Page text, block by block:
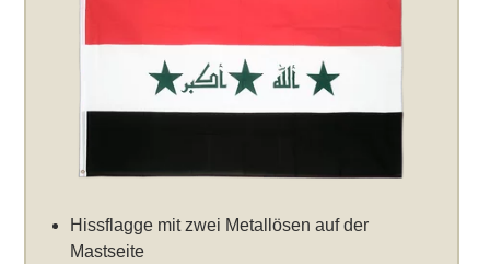
Hissflagge mit zwei Metallösen auf der
Mastseite